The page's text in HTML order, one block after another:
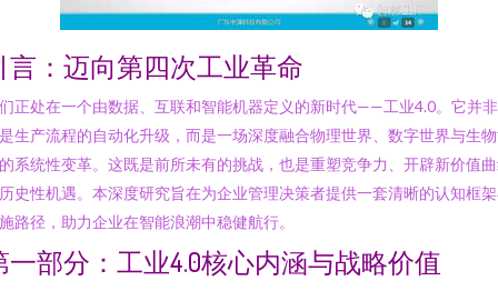
言：迈向第四次工业革命
正处在一个由数据、互联和智能机器定义的新时代——工业4.0。它并
生产流程的自动化升级，而是一场深度融合物理世界、数字世界与生
系统性变革。这既是前所未有的挑战，也是重塑竞争力、开辟新价值
史性机遇。本深度研究旨在为企业管理决策者提供一套清晰的认知框
路径，助力企业在智能浪潮中稳健航行。
一部分：工业4.0核心内涵与战略价值